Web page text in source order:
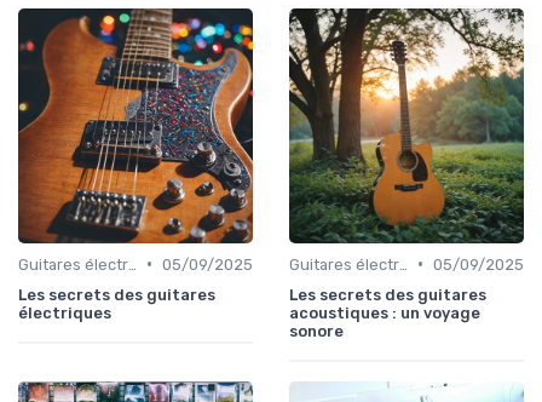
• 05/09/2025
Les secrets des guitares
électriques
• 05/09/2025
Les secrets des guitares
acoustiques : un voyage
sonore